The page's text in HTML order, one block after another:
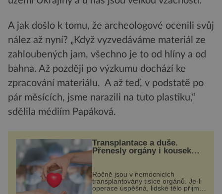
A jak došlo k tomu, že archeologové ocenili svůj
nález až nyní? „Když vyzvedáváme materiál ze
zahloubených jam, všechno je to od hlíny a od
bahna. Až později po výzkumu dochází ke
zpracování materiálu. A až teď, v podstatě po
pár měsících, jsme narazili na tuto plastiku,“
sdělila médiím Papáková.
Transplantace a duše.
Přenesly orgány i kousek
Ročně jsou v nemocnicích
transplantovány tisíce orgánů. Je-li
operace úspěšná, lidské tělo přijme